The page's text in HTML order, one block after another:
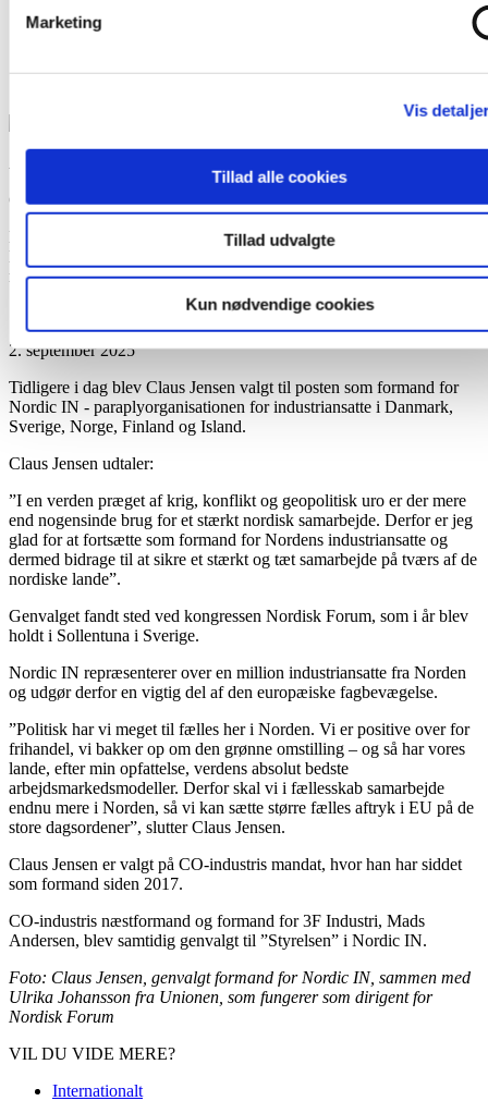
Marketing
Vis
Tillad alle cookies
Tillad udvalgte
Kun nødvendige cookies
Medlemsservice (login)
Claus Jensen genvalgt som formand for en million industriansatte
Endnu en gang er formand for CO-industri og forbundsformand i
Dansk Metal, Claus Jensen, valgt til at stå i spidsen for mere end en
million industriansatte i de nordiske lande.
2. september 2025
Tidligere i dag blev Claus Jensen valgt til posten som formand for
Nordic IN - paraplyorganisationen for industriansatte i Danmark,
Sverige, Norge, Finland og Island.
Claus Jensen udtaler:
”I en verden præget af krig, konflikt og geopolitisk uro er der mere
end nogensinde brug for et stærkt nordisk samarbejde. Derfor er jeg
glad for at fortsætte som formand for Nordens industriansatte og
dermed bidrage til at sikre et stærkt og tæt samarbejde på tværs af de
nordiske lande”.
Genvalget fandt sted ved kongressen Nordisk Forum, som i år blev
holdt i Sollentuna i Sverige.
Nordic IN repræsenterer over en million industriansatte fra Norden
og udgør derfor en vigtig del af den europæiske fagbevægelse.
”Politisk har vi meget til fælles her i Norden. Vi er positive over for
frihandel, vi bakker op om den grønne omstilling – og så har vores
lande, efter min opfattelse, verdens absolut bedste
arbejdsmarkedsmodeller. Derfor skal vi i fællesskab samarbejde
endnu mere i Norden, så vi kan sætte større fælles aftryk i EU på de
store dagsordener”, slutter Claus Jensen.
Claus Jensen er valgt på CO-industris mandat, hvor han har siddet
som formand siden 2017.
CO-industris næstformand og formand for 3F Industri, Mads
Andersen, blev samtidig genvalgt til ”Styrelsen” i Nordic IN.
Foto: Claus Jensen, genvalgt formand for Nordic IN, sammen med
Ulrika Johansson fra Unionen, som fungerer som dirigent for
Nordisk Forum
VIL DU VIDE MERE?
Internationalt